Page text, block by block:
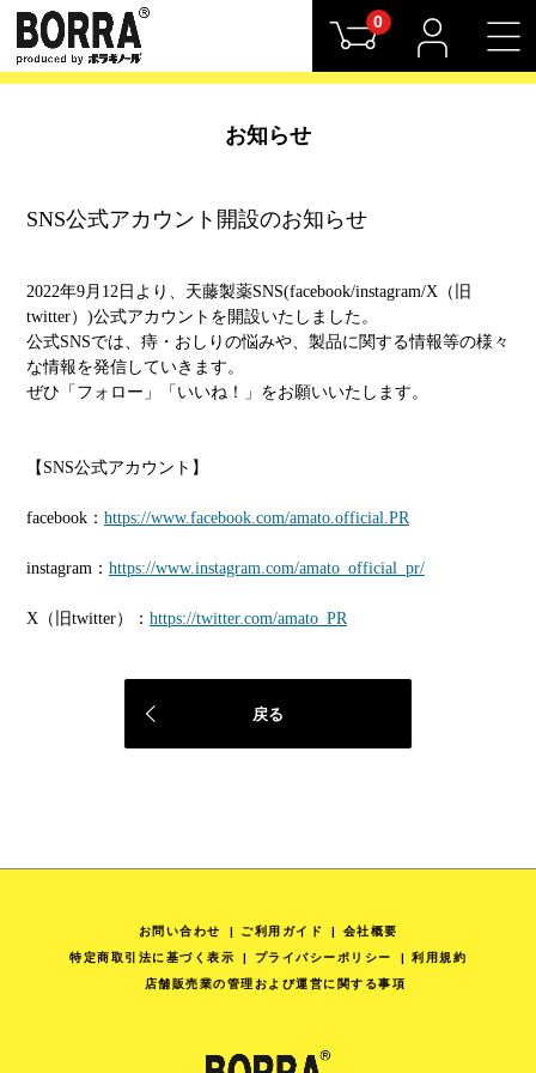
0
お知らせ
SNS公式アカウント開設のお知らせ
2022年9月12日より、天藤製薬SNS(facebook/instagram/X（旧
twitter）)公式アカウントを開設いたしました。
公式SNSでは、痔・おしりの悩みや、製品に関する情報等の様々
な情報を発信していきます。
ぜひ「フォロー」「いいね！」をお願いいたします。
【SNS公式アカウント】
facebook： https://www.facebook.com/amato.official.PR
instagram： https://www.instagram.com/amato_official_pr/
X（旧twitter）： https://twitter.com/amato_PR
戻る
お問い合わせ ご利用ガイド
会社概要
特定商取引法に基づく表示
プライバシーポリシー
利用規約
店舗販売業の管理および運営に関する事項